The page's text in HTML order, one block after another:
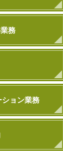
務
ョン業務